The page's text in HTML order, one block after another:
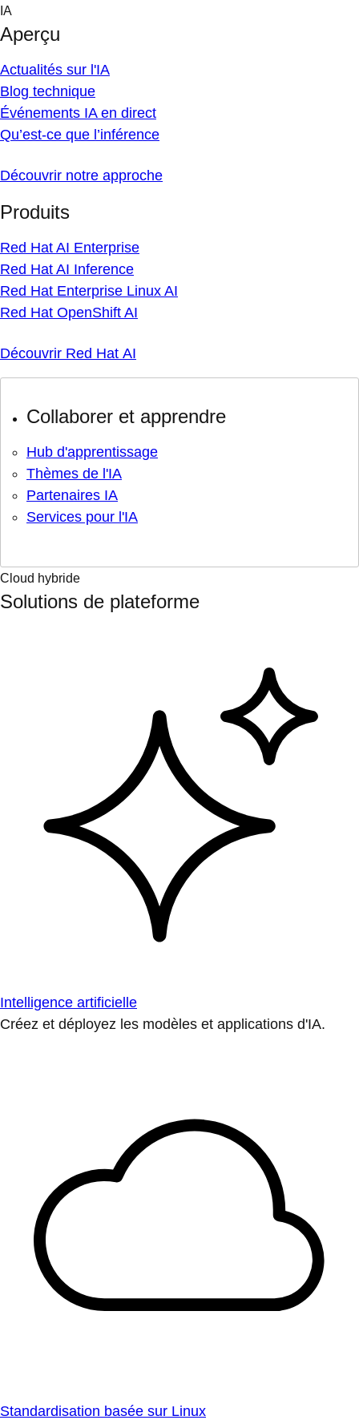
Skip
content
IA
Aperçu
Actualités sur l'IA
Blog technique
Événements IA en direct
Qu’est-ce que l’inférence
Découvrir notre approche
Produits
Red Hat AI Enterprise
Red Hat AI Inference
Red Hat Enterprise Linux AI
Red Hat OpenShift AI
Découvrir Red Hat AI
Collaborer et apprendre
Hub d'apprentissage
Thèmes de l'IA
Partenaires IA
Services pour l'IA
Cloud hybride
Solutions de plateforme
Intelligence artificielle
Créez et déployez les modèles et applications d'IA.
Standardisation basée sur Linux